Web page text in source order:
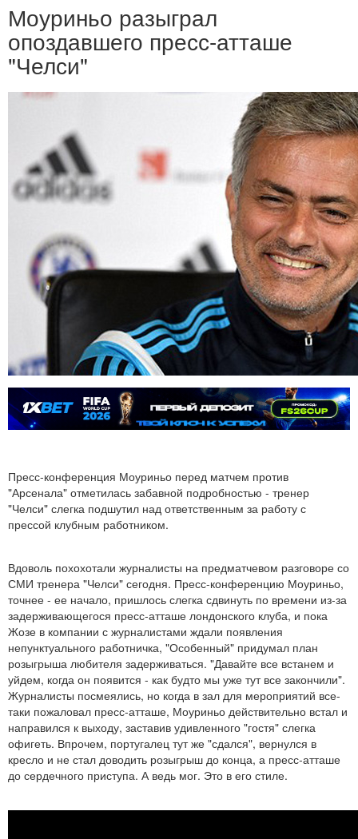
Моуриньо разыграл
опоздавшего пресс-атташе
"Челси"
Пресс-конференция Моуриньо перед матчем против
"Арсенала" отметилась забавной подробностью - тренер
"Челси" слегка подшутил над ответственным за работу с
прессой клубным работником.
Вдоволь похохотали журналисты на предматчевом разговоре со
СМИ тренера "Челси" сегодня. Пресс-конференцию Моуриньо,
точнее - ее начало, пришлось слегка сдвинуть по времени из-за
задерживающегося пресс-атташе лондонского клуба, и пока
Жозе в компании с журналистами ждали появления
непунктуального работничка, "Особенный" придумал план
розыгрыша любителя задерживаться. "Давайте все встанем и
уйдем, когда он появится - как будто мы уже тут все закончили".
Журналисты посмеялись, но когда в зал для мероприятий все-
таки пожаловал пресс-атташе, Моуриньо действительно встал и
направился к выходу, заставив удивленного "гостя" слегка
офигеть. Впрочем, португалец тут же "сдался", вернулся в
кресло и не стал доводить розыгрыш до конца, а пресс-атташе
до сердечного приступа. А ведь мог. Это в его стиле.